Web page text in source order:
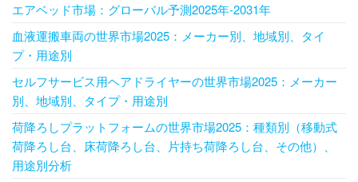
エアベッド市場：グローバル予測2025年-2031年
血液運搬車両の世界市場2025：メーカー別、地域別、タイ
プ・用途別
セルフサービス用ヘアドライヤーの世界市場2025：メーカー
別、地域別、タイプ・用途別
荷降ろしプラットフォームの世界市場2025：種類別（移動式
荷降ろし台、床荷降ろし台、片持ち荷降ろし台、その他）、
用途別分析